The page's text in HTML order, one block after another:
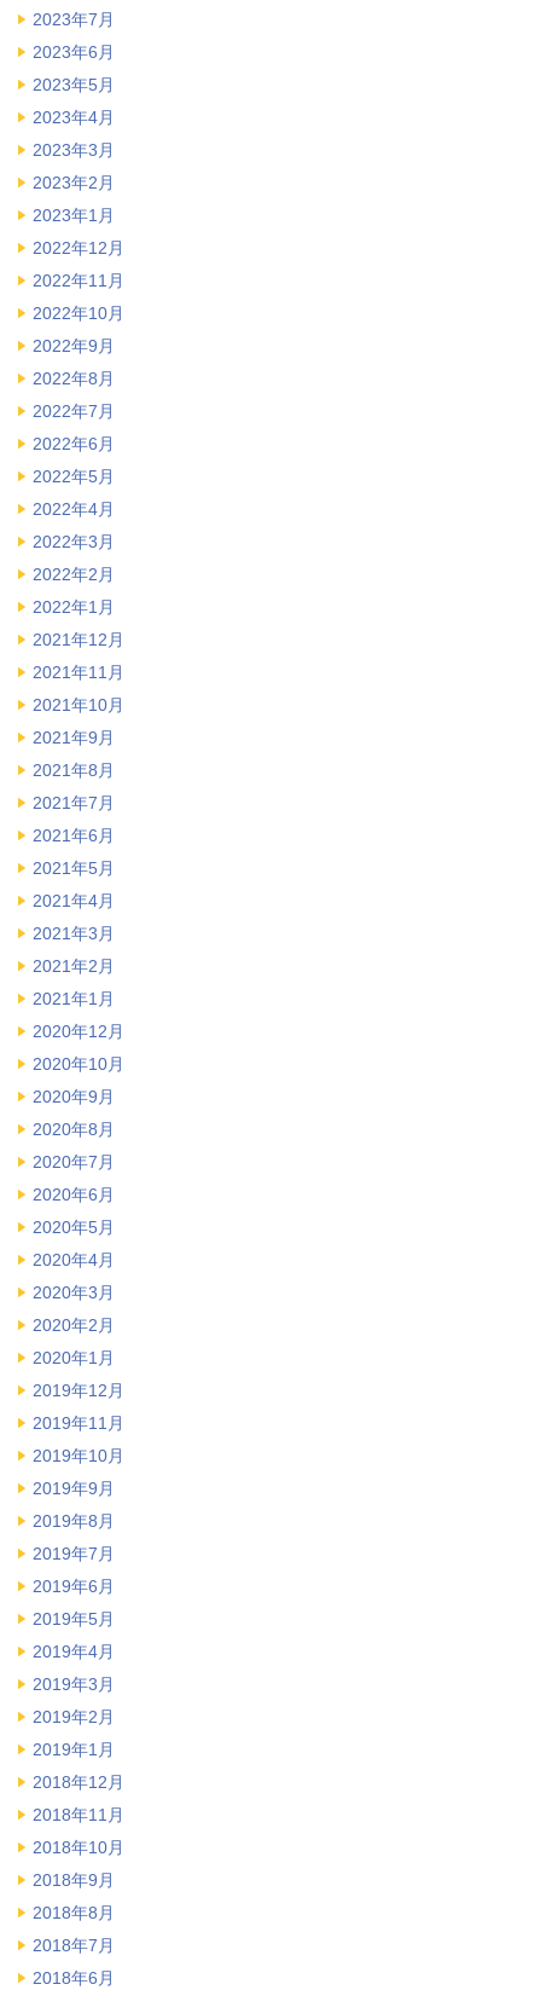
2023年7月
2023年6月
2023年5月
2023年4月
2023年3月
2023年2月
2023年1月
2022年12月
2022年11月
2022年10月
2022年9月
2022年8月
2022年7月
2022年6月
2022年5月
2022年4月
2022年3月
2022年2月
2022年1月
2021年12月
2021年11月
2021年10月
2021年9月
2021年8月
2021年7月
2021年6月
2021年5月
2021年4月
2021年3月
2021年2月
2021年1月
2020年12月
2020年10月
2020年9月
2020年8月
2020年7月
2020年6月
2020年5月
2020年4月
2020年3月
2020年2月
2020年1月
2019年12月
2019年11月
2019年10月
2019年9月
2019年8月
2019年7月
2019年6月
2019年5月
2019年4月
2019年3月
2019年2月
2019年1月
2018年12月
2018年11月
2018年10月
2018年9月
2018年8月
2018年7月
2018年6月